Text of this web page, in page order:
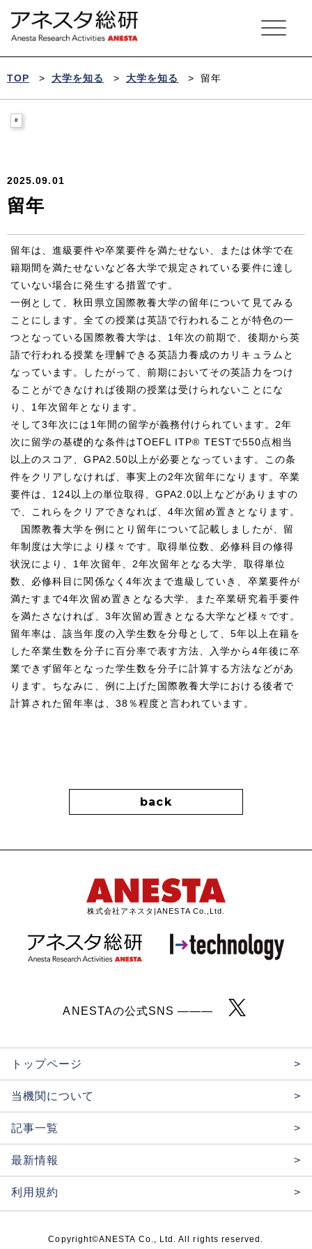
ネ
ス
TOP > 大学を知る > 大学を知る > 留年
2025.09.01
留年
留年は、進級要件や卒業要件を満たせない、または休学で在
籍期間を満たせないなど各大学で規定されている要件に達し
ていない場合に発生する措置です。
一例として、秋田県立国際教養大学の留年について見てみる
ことにします。全ての授業は英語で行われることが特色の一
つとなっている国際教養大学は、1年次の前期で、後期から英
語で行われる授業を理解できる英語力養成のカリキュラムと
なっています。したがって、前期においてその英語力をつけ
ることができなければ後期の授業は受けられないことにな
り、1年次留年となります。
そして3年次には1年間の留学が義務付けられています。2年
次に留学の基礎的な条件はTOEFL ITP® TESTで550点相当
以上のスコア、GPA2.50以上が必要となっています。この条
件をクリアしなければ、事実上の2年次留年になります。卒業
要件は、124以上の単位取得、GPA2.0以上などがありますの
で、これらをクリアできなれば、4年次留め置きとなります。
国際教養大学を例にとり留年について記載しましたが、留
年制度は大学により様々です。取得単位数、必修科目の修得
状況により、1年次留年、2年次留年となる大学、取得単位
数、必修科目に関係なく4年次まで進級していき、卒業要件が
満たすまで4年次留め置きとなる大学、また卒業研究着手要件
を満たさなければ、3年次留め置きとなる大学など様々です。
留年率は、該当年度の入学生数を分母として、5年以上在籍を
した卒業生数を分子に百分率で表す方法、入学から4年後に卒
業できず留年となった学生数を分子に計算する方法などがあ
ります。ちなみに、例に上げた国際教養大学における後者で
計算された留年率は、38％程度と言われています。
back
株式会社アネスタ|ANESTA Co.,Ltd.
ANESTAの公式SNS ———
トップページ >
当機関について >
記事一覧 >
最新情報 >
利用規約 >
Copyright©ANESTA Co., Ltd. All rights reserved.